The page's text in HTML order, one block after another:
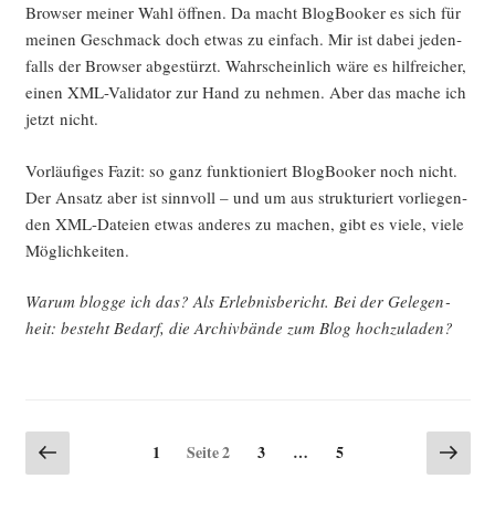
Brow­ser mei­ner Wahl öff­nen. Da macht Blog­Boo­ker es sich für
mei­nen Geschmack doch etwas zu ein­fach. Mir ist dabei jeden­
falls der Brow­ser abge­stürzt. Wahr­schein­lich wäre es hilf­rei­cher,
einen XML-Vali­da­tor zur Hand zu neh­men. Aber das mache ich
jetzt nicht.
Vor­läu­fi­ges Fazit: so ganz funk­tio­niert Blog­Boo­ker noch nicht.
Der Ansatz aber ist sinn­voll – und um aus struk­tu­riert vor­lie­gen­
den XML-Datei­en etwas ande­res zu machen, gibt es vie­le, vie­le
Möglichkeiten.
War­um blog­ge ich das? Als Erleb­nis­be­richt. Bei der Gele­gen­
heit: besteht Bedarf, die Archiv­bän­de zum Blog hochzuladen?
Seitennummerierung
der
Vorherige
Seite
Seite
1 Seite2 Seite
3 … Seite
5
Seite